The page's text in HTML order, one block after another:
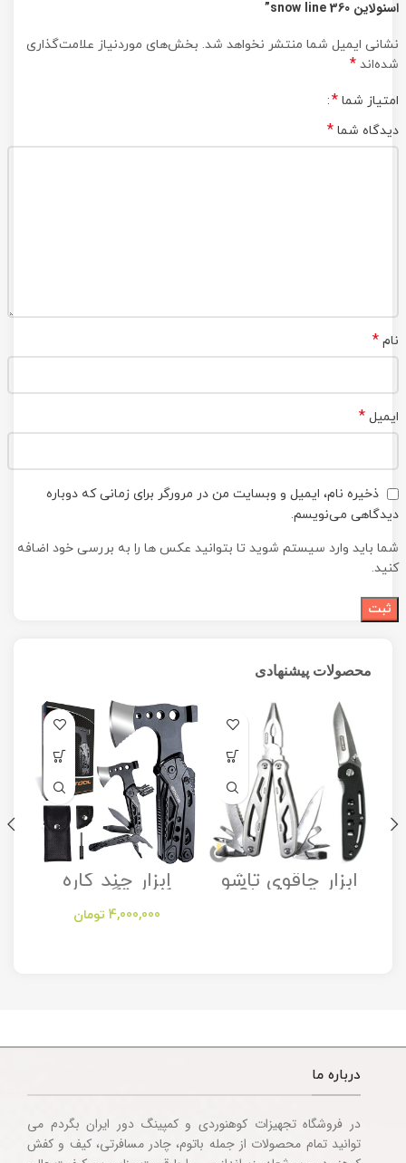
اسنولاین snow line 360”
نشانی ایمیل شما منتشر نخواهد شد. بخش‌های موردنیاز علامت‌گذاری
شده‌اند *
امتیاز شما *
دیدگاه شما *
نام *
ایمیل *
ذخیره نام، ایمیل و وبسایت من در مرورگر برای زمانی که دوباره
دیدگاهی می‌نویسم.
شما باید وارد سیستم شوید تا بتوانید عکس ها را به بررسی خود اضافه
کنید.
محصولات پیشنهادی
ابزار چاقوی تاشو
مدل Stanley
ابزار چند کاره
کمپینگ مدل
Camping
Multitool
4,000,000 تومان
درباره ما
در فروشگاه تجهیزات کوهنوردی و کمپینگ دور ایران بگردم می
توانید تمام محصولات از جمله باتوم، چادر مسافرتی، کیف و کفش